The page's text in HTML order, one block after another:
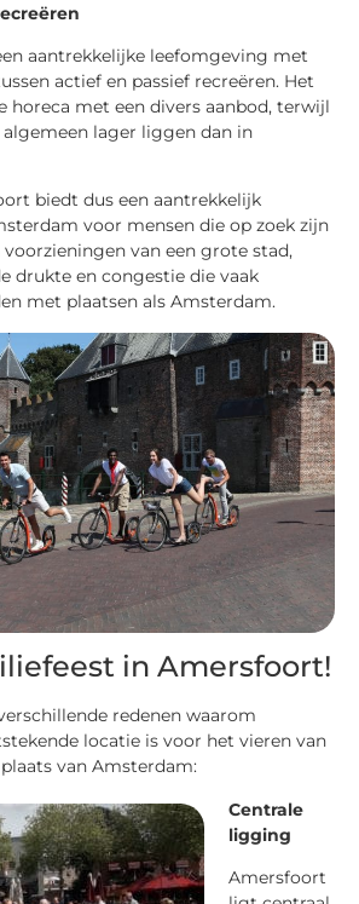
aantrekkelijke leefomgeving met
actief en passief recreëren. Het
horeca met een divers aanbod, terwijl
lager liggen dan in
biedt dus een aantrekkelijk
voor mensen die op zoek zijn
van een grote stad,
drukte en congestie die vaak
met plaatsen als Amsterdam.
in Amersfoort!
redenen waarom
locatie is voor het vieren van
van Amsterdam:
Centrale
ligging
Amersfoort